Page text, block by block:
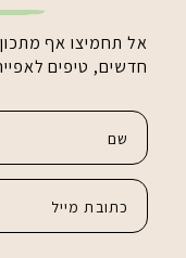
אל תחמיצו אף
חדשים, טיפים